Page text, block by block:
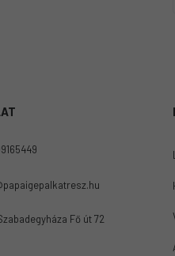
Fő út 72